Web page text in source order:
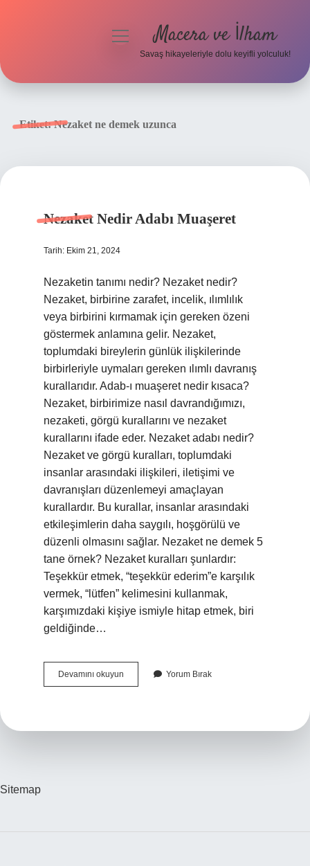
menüyüMacera ve İlham
Savaş hikayeleriyle dolu keyifli yolculuk!
Etiket:Nezaket ne demek uzunca
Nezaket Nedir Adabı Muaşeret
Tarih: Ekim 21, 2024
Nezaketin tanımı nedir? Nezaket nedir?
Nezaket, birbirine zarafet, incelik, ılımlılık
veya birbirini kırmamak için gereken özeni
göstermek anlamına gelir. Nezaket,
toplumdaki bireylerin günlük ilişkilerinde
birbirleriyle uymaları gereken ılımlı davranış
kurallarıdır. Adab-ı muaşeret nedir kısaca?
Nezaket, birbirimize nasıl davrandığımızı,
nezaketi, görgü kurallarını ve nezaket
kurallarını ifade eder. Nezaket adabı nedir?
Nezaket ve görgü kuralları, toplumdaki
insanlar arasındaki ilişkileri, iletişimi ve
davranışları düzenlemeyi amaçlayan
kurallardır. Bu kurallar, insanlar arasındaki
etkileşimlerin daha saygılı, hoşgörülü ve
düzenli olmasını sağlar. Nezaket ne demek 5
tane örnek? Nezaket kuralları şunlardır:
Teşekkür etmek, “teşekkür ederim”e karşılık
vermek, “lütfen” kelimesini kullanmak,
karşımızdaki kişiye ismiyle hitap etmek, biri
geldiğinde…
Devamını okuyun Nezaket
Nedir
Yorum Bırak
Sitemap